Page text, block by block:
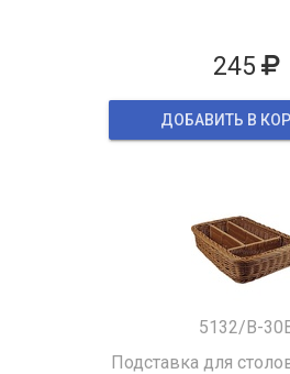
245
ДОБАВИТЬ В
5132/B-
Подставка для